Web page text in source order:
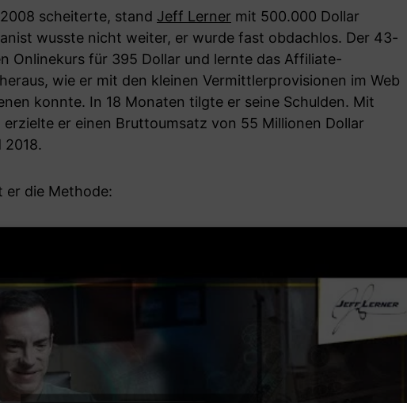
scheiterte, stand Jeff Lerner mit 500.000 Dollar
wusste nicht weiter, er wurde fast obdachlos. Der 43-
Onlinekurs für 395 Dollar und lernte das Affiliate-
wie er mit den kleinen Vermittlerprovisionen im Web
konnte. In 18 Monaten tilgte er seine Schulden. Mit
er einen Bruttoumsatz von 55 Millionen Dollar
2018.
er die Methode: